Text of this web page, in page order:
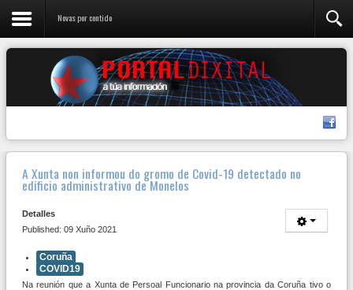
Novas por contido
A Xunta non informou do gromo de Covid-19 detectado no
edificio administrativo de Monelos
Detalles
Published: 09 Xuño 2021
Coruña
COVID19
Na reunión que a Xunta de Persoal Funcionario na provincia da Coruña tivo o